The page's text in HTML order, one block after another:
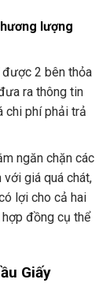
lượng
được 2 bên thỏa
ra thông tin
chi phí phải trả
ngăn chặn các
giá quá chát,
lợi cho cả hai
đồng cụ thể
Giấy